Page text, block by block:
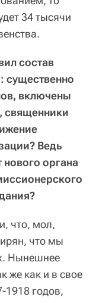
34 тысячи
состав
существенно
включены
священники
Ведь
нового органа
что, мол,
что мы
Нынешнее
же как и в свое
1918 годов,